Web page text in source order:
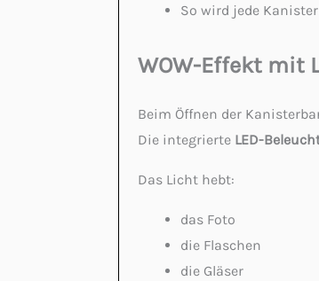
So wird jede
WOW-Effekt mit
Beim Öffnen der
Die integrierte LED-
Das Licht hebt:
das Foto
die Flaschen
die Gläser